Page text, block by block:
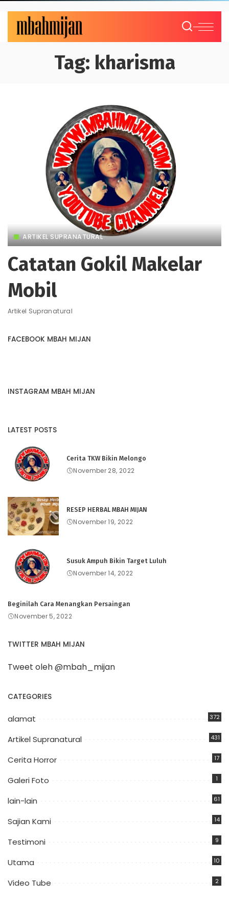
Tag: kharisma
ARTIKEL SUPRANATURAL
Catatan Gokil Makelar
Mobil
Artikel Supranatural
FACEBOOK MBAH MIJAN
INSTAGRAM MBAH MIJAN
LATEST POSTS
Cerita TKW Bikin Melongo
November 28, 2022
RESEP HERBAL MBAH MIJAN
November 19, 2022
Susuk Ampuh Bikin Target Luluh
November 14, 2022
Beginilah Cara Menangkan Persaingan
November 5, 2022
TWITTER MBAH MIJAN
Tweet oleh @mbah_mijan
CATEGORIES
alamat 372
Artikel Supranatural 431
Cerita Horror 17
Galeri Foto 1
lain-lain 61
Sajian Kami 14
Testimoni 9
Utama 10
Video Tube 2